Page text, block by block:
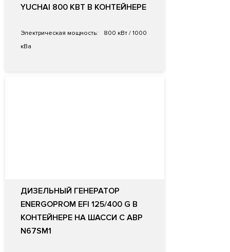
YUCHAI 800 КВТ В КОНТЕЙНЕРЕ
Электрическая мощность:
800 кВт / 1000
кВа
ДИЗЕЛЬНЫЙ ГЕНЕРАТОР
ENERGOPROM EFI 125/400 G В
КОНТЕЙНЕРЕ НА ШАССИ С АВР
N67SM1